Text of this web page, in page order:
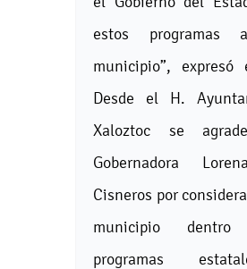
estos programas
municipio”, expresó
Desde el H.
Xaloztoc se
Gobernadora
Cisneros por
municipio
programas